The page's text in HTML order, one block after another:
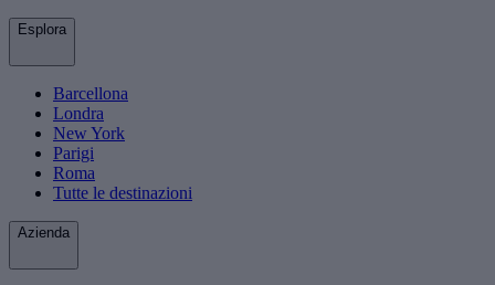
Esplora
Barcellona
Londra
New York
Parigi
Roma
Tutte le destinazioni
Azienda